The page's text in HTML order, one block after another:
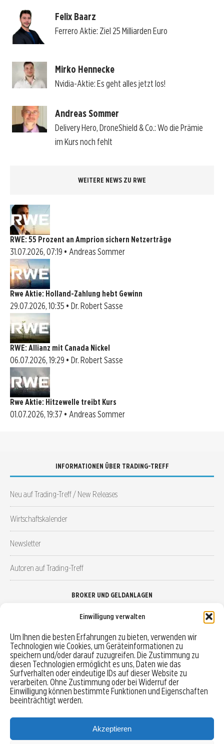
Einwilligung verwalten
Um Ihnen die besten Erfahrungen zu bieten, verwenden wir
Technologien wie Cookies, um Geräteinformationen zu
speichern und/oder darauf zuzugreifen. Die Zustimmung zu
diesen Technologien ermöglicht es uns, Daten wie das
Surfverhalten oder eindeutige IDs auf dieser Website zu
verarbeiten. Ohne Zustimmung oder bei Widerruf der
Einwilligung können bestimmte Funktionen und Eigenschaften
beeinträchtigt werden.
Akzeptieren
Felix Baarz
Ferrero Aktie: Ziel 25 Milliarden Euro
Mirko Hennecke
Nvidia-Aktie: Es geht alles jetzt los!
Andreas Sommer
Delivery Hero, DroneShield & Co.: Wo die Prämie
im Kurs noch fehlt
WEITERE NEWS ZU RWE
RWE: 55 Prozent an Amprion sichern Netzerträge
31.07.2026, 07:19 • Andreas Sommer
Rwe Aktie: Holland-Zahlung hebt Gewinn
29.07.2026, 10:35 • Dr. Robert Sasse
RWE: Allianz mit Canada Nickel
06.07.2026, 19:29 • Dr. Robert Sasse
Rwe Aktie: Hitzewelle treibt Kurs
01.07.2026, 19:37 • Andreas Sommer
INFORMATIONEN ÜBER TRADING-TREFF
Neu auf Trading-Treff / New Releases
Wirtschaftskalender
Newsletter
Autoren auf Trading-Treff
BROKER UND GELDANLAGEN
Robo-Advisor vergleichen
Depotvergleich
Festgeld vergleichen
Tagesgeld vergleichen